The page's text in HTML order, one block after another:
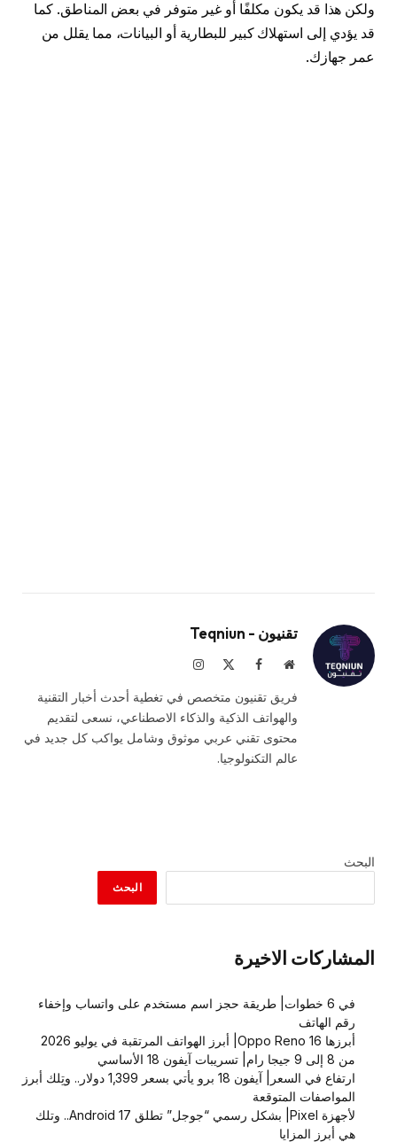
ولكن هذا قد يكون مكلفًا أو غير متوفر في بعض المناطق. كما
قد يؤدي إلى استهلاك كبير للبطارية أو البيانات، مما يقلل من
عمر جهازك.
تقنيون - Teqniun
موقعفيسبوك الانستغرام
فريق تقنيون متخصص في تغطية أحدث أخبار التقنية
والهواتف الذكية والذكاء الاصطناعي، نسعى لتقديم
محتوى تقني عربي موثوق وشامل يواكب كل جديد في
عالم التكنولوجيا.
البحث
البحث
المشاركات الاخيرة
في 6 خطوات| طريقة حجز اسم مستخدم على واتساب وإخفاء
رقم الهاتف
أبرزها Oppo Reno 16| أبرز الهواتف المرتقبة في يوليو 2026
من 8 إلى 9 جيجا رام| تسريبات آيفون 18 الأساسي
ارتفاع في السعر| آيفون 18 برو يأتي بسعر 1,399 دولار.. وتِلك أبرز
المواصفات المتوقعة
لأجهزة Pixel| بشكل رسمي “جوجل” تطلق Android 17.. وتلك
هي أبرز المزايا